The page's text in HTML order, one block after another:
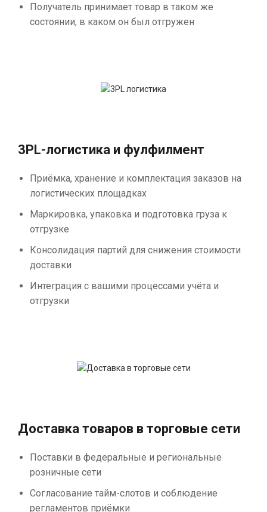
Получатель принимает товар в таком же
состоянии, в каком он был отгружен
3PL-логистика и фулфилмент
Приёмка, хранение и комплектация заказов на
логистических площадках
Маркировка, упаковка и подготовка груза к
отгрузке
Консолидация партий для снижения стоимости
доставки
Интеграция с вашими процессами учёта и
отгрузки
Доставка товаров в торговые сети
Поставки в федеральные и региональные
розничные сети
Согласование тайм-слотов и соблюдение
регламентов приёмки